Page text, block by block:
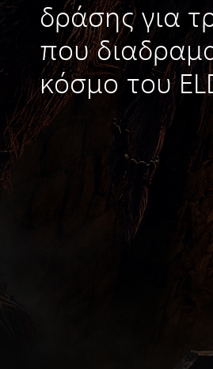
δράσης για
που
κόσμο του